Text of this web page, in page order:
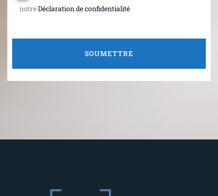
notreDéclaration de confidentialité